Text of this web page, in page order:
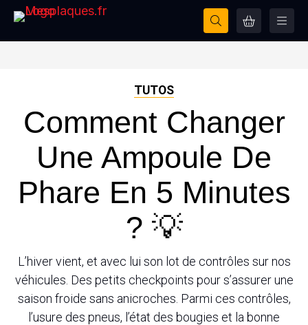
TUTOS
Comment Changer
Une Ampoule De
Phare En 5 Minutes
? 💡
L’hiver vient, et avec lui son lot de contrôles sur nos
véhicules. Des petits checkpoints pour s’assurer une
saison froide sans anicroches. Parmi ces contrôles,
l’usure des pneus, l’état des bougies et la bonne